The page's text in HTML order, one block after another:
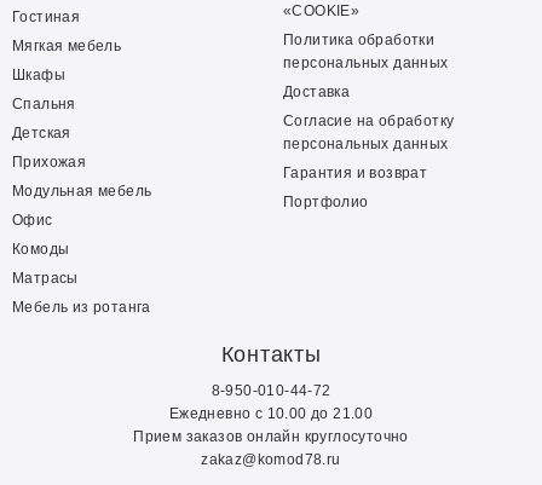
Гостиная
Мягкая мебель
Шкафы
Спальня
Детская
Прихожая
Модульная мебель
Офис
Комоды
Матрасы
Мебель из ротанга
«COOKIE»
Политика обработки
персональных данных
Доставка
Согласие на обработку
персональных данных
Гарантия и возврат
Портфолио
Контакты
8-950-010-44-72
Ежедневно с 10.00 до 21.00
Прием заказов онлайн круглосуточно
zakaz@komod78.ru